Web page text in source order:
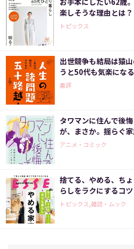
楽しそうな理由とは？
トピックス
出世競争も結局は猿
うと50代も気楽になる
書評
タワマンに住んで後
が、まさか。揺らぐ
アニメ・コミック
捨てる、やめる、ち
らしをラクにするコツ
トピックス,雑誌・ムック